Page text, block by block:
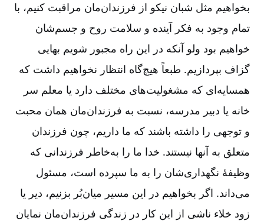
بخواهیم مثل شبان نیکو از فرزندان‌مان مراقبت کنیم، با
تمام وجود به فکر آینده و سلامت روح و جسم‌شان
خواهیم بود ولو آنکه در این راه مجبور شویم بهایی
گزاف بپردازیم. طبعاً هیچ‌گاه انتظار نخواهیم داشت که
همسایه‌ای که مشغولیت‌های مختلف دارد یا معلم سر
خانه یا دبیر مدرسه، نسبت به فرزندان‌مان همان محبت
و توجهی را داشته باشند که ما داریم، چون فرزندان
متعلق به آنها نیستند. خدا ما را به‌خاطر فرزندانی که
وظیفۀ نگهداری‌شان را به ما سپرده است، مسئول
می‌داند. اگر بخواهیم در این مسیر میان‌بُر بزنیم، دیر یا
زود خلاء ناشی از این کار در زندگی فرزندان‌مان نمایان